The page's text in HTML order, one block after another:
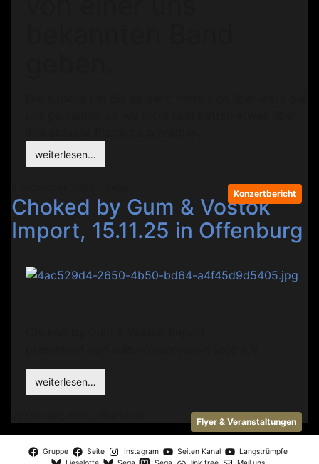
weiterlesen…
Konzertbericht
Choked by Gum & Vostok
Import, 15.11.25 in Offenburg
weiterlesen…
Flyer & Veranstaltungen
Gruppe Seite Instagram Seiten Kanal
Langstrümpfe